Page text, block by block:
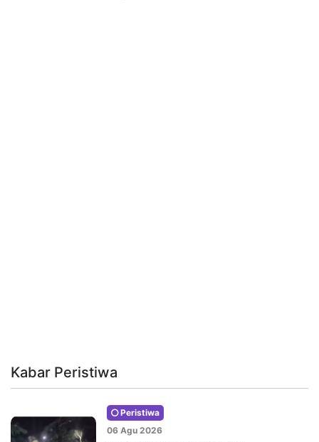
Kabar Peristiwa
Peristiwa
06 Agu 2026